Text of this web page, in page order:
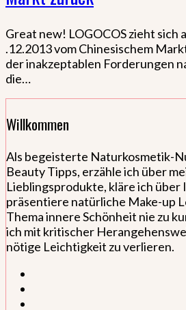
Great new! LOGOCOS zieht sich
.12.2013 vom Chinesischem
der inakzeptablen Forderungen
die…
Willkommen
Als begeisterte Naturkosmetik-
Beauty Tipps, erzähle ich über
Lieblingsprodukte, kläre ich
präsentiere natürliche Make-up
Thema innere Schönheit nie zu
ich mit kritischer
nötige Leichtigkeit zu verlieren.